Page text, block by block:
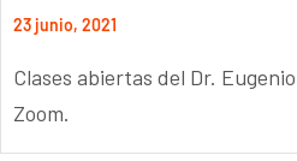
23 junio, 2021
Clases abiertas del Dr.
Zoom.